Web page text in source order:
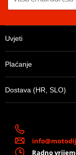
Uvjeti
Plaćanje
Dostava (HR, SLO)
Radno